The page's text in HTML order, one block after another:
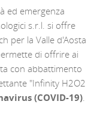
ed emergenza
s.r.l. si offre
per la Valle d'Aosta
di offrire ai
con abbattimento
"Infinity H2O2
(COVID-19).